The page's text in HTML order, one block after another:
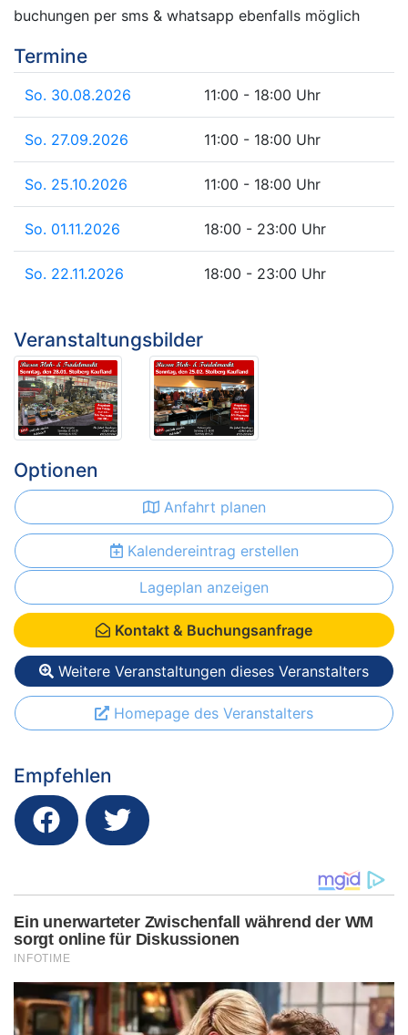
buchungen per sms & whatsapp ebenfalls möglich
Termine
So. 30.08.2026 11:00 - 18:00 Uhr
So. 27.09.2026 11:00 - 18:00 Uhr
So. 25.10.2026 11:00 - 18:00 Uhr
So. 01.11.2026 18:00 - 23:00 Uhr
So. 22.11.2026 18:00 - 23:00 Uhr
Veranstaltungsbilder
Optionen
Anfahrt planen
Kalendereintrag erstellen
Lageplan anzeigen
Kontakt & Buchungsanfrage
Weitere Veranstaltungen dieses Veranstalters
Homepage des Veranstalters
Empfehlen